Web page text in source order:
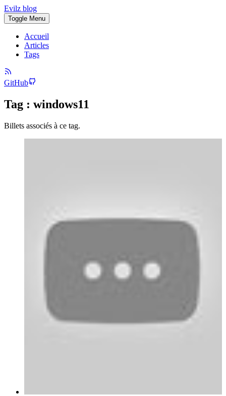
Evilz blog
Toggle Menu
Accueil
Articles
Tags
GitHub
Tag : windows11
Billets associés à ce tag.